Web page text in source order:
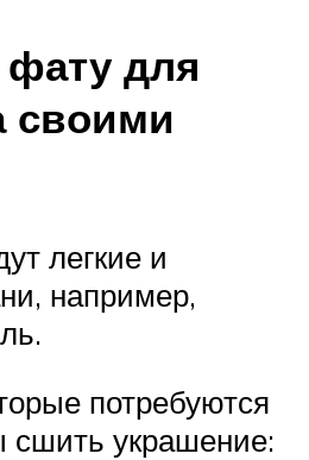
для
своими
легкие и
например,
потребуются
сшить украшение: